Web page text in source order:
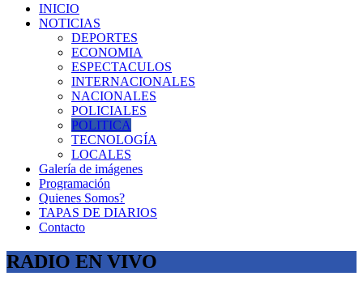
INICIO
NOTICIAS
DEPORTES
ECONOMIA
ESPECTACULOS
INTERNACIONALES
NACIONALES
POLICIALES
POLITICA
TECNOLOGÍA
LOCALES
Galería de imágenes
Programación
Quienes Somos?
TAPAS DE DIARIOS
Contacto
RADIO EN VIVO